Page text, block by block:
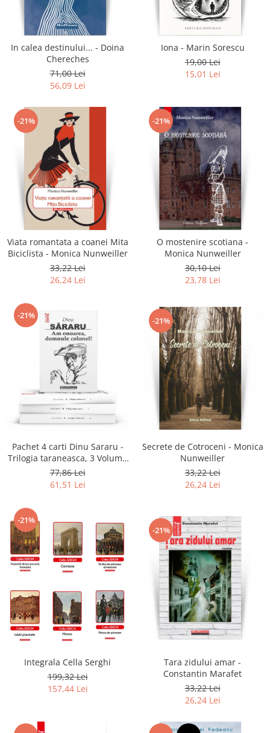
Literatura
Clasica
Contemporana
Universala
Universala
Non-fictiune
Memorii
Publicistica / Reportaje / Interviuri
Stiinte umaniste
Istorie
Sociologie si filozofie
In calea destinului... - Doina
Chereches
71,00 Lei
56,09 Lei
Iona - Marin Sorescu
19,00 Lei
15,01 Lei
-21%
Viata romantata a coanei Mita
Biciclista - Monica Nunweiller
33,22 Lei
26,24 Lei
-21%
O mostenire scotiana -
Monica Nunweiller
30,10 Lei
23,78 Lei
-21%
Pachet 4 carti Dinu Sararu -
Trilogia taraneasca, 3 Volume
+ Am onoarea, domnule
colonel!
77,86 Lei
61,51 Lei
-21%
Secrete de Cotroceni - Monica
Nunweiller
33,22 Lei
26,24 Lei
-21%
Integrala Cella Serghi
199,32 Lei
157,44 Lei
-21%
Tara zidului amar -
Constantin Marafet
33,22 Lei
26,24 Lei